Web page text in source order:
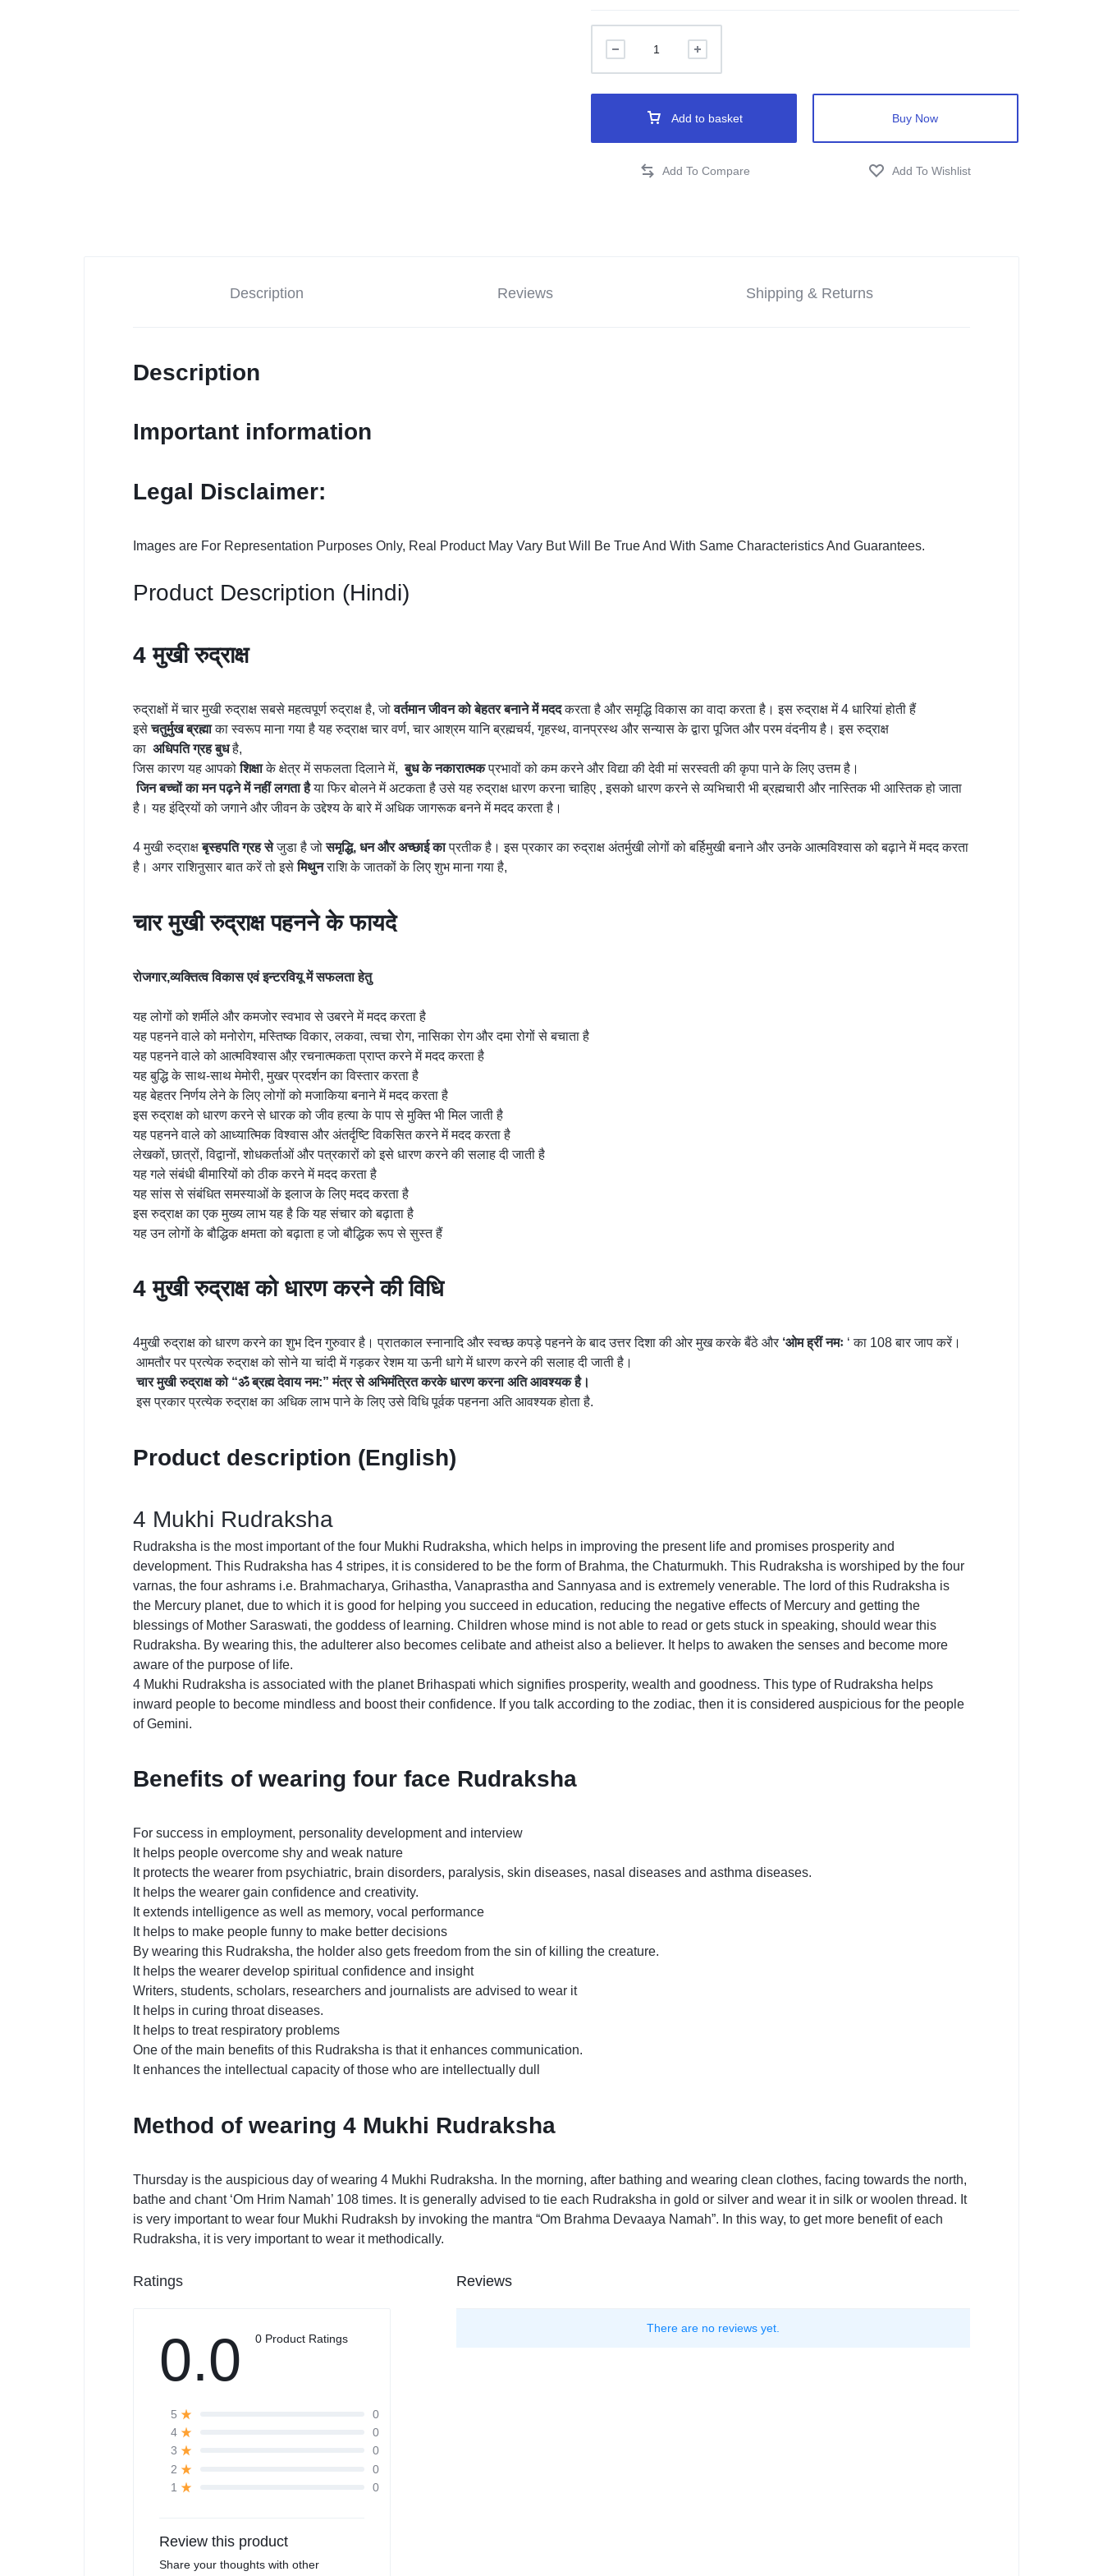
Add to basket Buy Now
Description Reviews Shipping & Returns
Description
Important information
Legal Disclaimer:
Images are For Representation Purposes Only, Real Product May Vary But Will Be True And With Same Characteristics And Guarantees.
Product Description (Hindi)
4 मुखी रुद्राक्ष
रुद्राक्षों में चार मुखी रुद्राक्ष सबसे महत्वपूर्ण रुद्राक्ष है, जोवर्तमान जीवन को बेहतर बनाने में मददकरता है और समृद्धि विकास का वादा करता है। इस रुद्राक्ष में 4 धारियां होती हैं
इसेचतुर्मुख ब्रह्माका स्वरूप माना गया है यह रुद्राक्ष चार वर्ण, चार आश्रम यानि ब्रह्मचर्य, गृहस्थ, वानप्रस्थ और सन्यास के द्वारा पूजित और परम वंदनीय है। इस रुद्राक्ष
का अधिपति ग्रह बुधहै,
जिस कारण यह आपकोशिक्षाके क्षेत्र में सफलता दिलाने में,बुध के नकारात्मकप्रभावों को कम करने और विद्या की देवी मां सरस्वती की कृपा पाने के लिए उत्तम है।
जिन बच्चों का मन पढ़ने में नहीं लगता हैया फिर बोलने में अटकता है उसे यह रुद्राक्ष धारण करना चाहिए , इसको धारण करने से व्यभिचारी भी ब्रह्मचारी और नास्तिक भी आस्तिक हो जाता
है। यह इंद्रियों को जगाने और जीवन के उद्देश्य के बारे में अधिक जागरूक बनने में मदद करता है।
4 मुखी रुद्राक्षबृस्हपति ग्रह से जुडा है जोसमृद्धि, धन और अच्छाई काप्रतीक है। इस प्रकार का रुद्राक्ष अंतर्मुखी लोगों को बर्हिमुखी बनाने और उनके आत्मविश्वास को बढ़ाने में मदद करता
है। अगर राशिऩुसार बात करें तो इसेमिथुनराशि के जातकों के लिए शुभ माना गया है,
चार मुखी रुद्राक्ष पहनने के फायदे
रोजगार,व्यक्तित्वविकासएवंइन्टरवियूमेंसफलताहेतु
यह लोगों को शर्मीले और कमजोर स्वभाव से उबरने में मदद करता है
यह पहनने वाले को मनोरोग, मस्तिष्क विकार, लकवा, त्वचा रोग, नासिका रोग और दमा रोगों से बचाता है
यह पहनने वाले को आत्मविश्वास औऱ रचनात्मकता प्राप्त करने में मदद करता है
यह बुद्धि के साथ-साथ मेमोरी, मुखर प्रदर्शन का विस्तार करता है
यह बेहतर निर्णय लेने के लिए लोगों को मजाकिया बनाने में मदद करता है
इस रुद्राक्ष को धारण करने से धारक को जीव हत्या के पाप से मुक्ति भी मिल जाती है
यह पहनने वाले को आध्यात्मिक विश्वास और अंतर्दृष्टि विकसित करने में मदद करता है
लेखकों, छात्रों, विद्वानों, शोधकर्ताओं और पत्रकारों को इसे धारण करने की सलाह दी जाती है
यह गले संबंधी बीमारियों को ठीक करने में मदद करता है
यह सांस से संबंधित समस्याओं के इलाज के लिए मदद करता है
इस रुद्राक्ष का एक मुख्य लाभ यह है कि यह संचार को बढ़ाता है
यह उन लोगों के बौद्धिक क्षमता को बढ़ाता ह जो बौद्धिक रूप से सुस्त हैं
4 मुखी रुद्राक्ष को धारण करने की विधि
4मुखी रुद्राक्ष को धारण करने का शुभ दिन गुरुवार है। प्रातकाल स्नानादि और स्वच्छ कपड़े पहनने के बाद उत्तर दिशा की ओर मुख करके बैंठे और ‘ओम ह्रीं नमः ‘ का 108 बार जाप करें।
आमतौर पर प्रत्येक रुद्राक्ष को सोने या चांदी में गड़कर रेशम या ऊनी धागे में धारण करने की सलाह दी जाती है।
चार मुखी रुद्राक्ष को“ॐ ब्रह्म देवाय नम:”मंत्र से अभिमंत्रित करके धारण करना अति आवश्यक है।
इस प्रकार प्रत्येक रुद्राक्ष का अधिक लाभ पाने के लिए उसे विधि पूर्वक पहनना अति आवश्यक होता है.
Product description (English)
4 Mukhi Rudraksha
Rudraksha is the most important of the four Mukhi Rudraksha, which helps in improving the present life and promises prosperity and
development. This Rudraksha has 4 stripes, it is considered to be the form of Brahma, the Chaturmukh. This Rudraksha is worshiped by the four
varnas, the four ashrams i.e. Brahmacharya, Grihastha, Vanaprastha and Sannyasa and is extremely venerable. The lord of this Rudraksha is
the Mercury planet, due to which it is good for helping you succeed in education, reducing the negative effects of Mercury and getting the
blessings of Mother Saraswati, the goddess of learning. Children whose mind is not able to read or gets stuck in speaking, should wear this
Rudraksha. By wearing this, the adulterer also becomes celibate and atheist also a believer. It helps to awaken the senses and become more
aware of the purpose of life.
4 Mukhi Rudraksha is associated with the planet Brihaspati which signifies prosperity, wealth and goodness. This type of Rudraksha helps
inward people to become mindless and boost their confidence. If you talk according to the zodiac, then it is considered auspicious for the people
of Gemini.
Benefits of wearing four face Rudraksha
For success in employment, personality development and interview
It helps people overcome shy and weak nature
It protects the wearer from psychiatric, brain disorders, paralysis, skin diseases, nasal diseases and asthma diseases.
It helps the wearer gain confidence and creativity.
It extends intelligence as well as memory, vocal performance
It helps to make people funny to make better decisions
By wearing this Rudraksha, the holder also gets freedom from the sin of killing the creature.
It helps the wearer develop spiritual confidence and insight
Writers, students, scholars, researchers and journalists are advised to wear it
It helps in curing throat diseases.
It helps to treat respiratory problems
One of the main benefits of this Rudraksha is that it enhances communication.
It enhances the intellectual capacity of those who are intellectually dull
Method of wearing 4 Mukhi Rudraksha
Thursday is the auspicious day of wearing 4 Mukhi Rudraksha. In the morning, after bathing and wearing clean clothes, facing towards the north,
bathe and chant ‘Om Hrim Namah’ 108 times. It is generally advised to tie each Rudraksha in gold or silver and wear it in silk or woolen thread. It
is very important to wear four Mukhi Rudraksh by invoking the mantra “Om Brahma Devaaya Namah”. In this way, to get more benefit of each
Rudraksha, it is very important to wear it methodically.
Ratings
0.0 0 Product Ratings
5
0
4
0
3
0
2
0
1
0
Review this product
Share your thoughts with other
Reviews
There are no reviews yet.